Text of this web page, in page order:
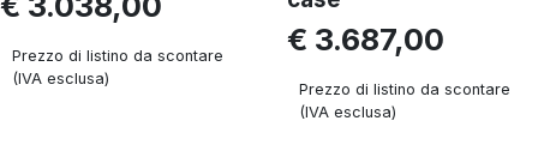
Prezzo di listino da scontare
(IVA esclusa)
€ 3.687,00
Prezzo di listino da scontare
(IVA esclusa)